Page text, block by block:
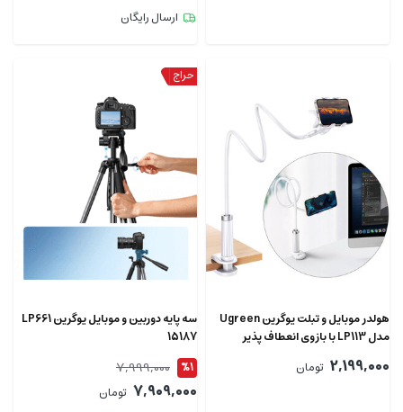
ارسال رایگان
هولدر موبایل و تبلت یوگرین Ugreen
مدل LP113 با بازوی انعطاف پذیر
2,199,000 تومان
سه پایه دوربین و موبایل یوگرین LP661
15187
%1
7,999,000
7,909,000 تومان